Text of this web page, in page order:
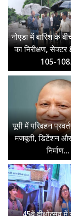
नोएडा में बारिश के
का निरीक्षण,
105-
यूपी में परिवहन
मजबूती, डिटेंशन और
निर्माण...